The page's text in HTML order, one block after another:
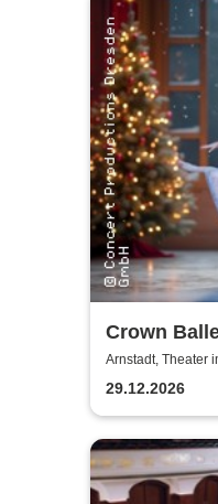
Crown
Arnstadt, Theater
29.12.2026